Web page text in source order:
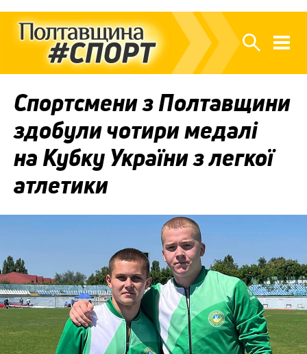
Спортсмени з Полтавщини
здобули чотири медалі
на Кубку України з легкої
атлетики